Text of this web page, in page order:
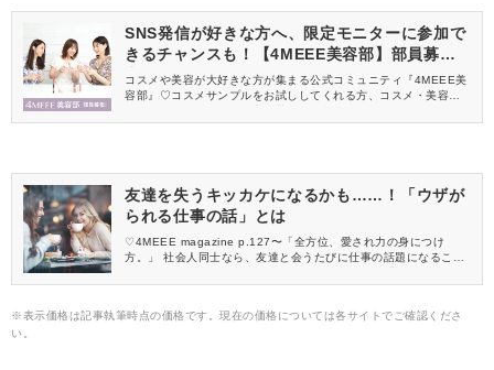
SNS発信が好きな方へ、限定モニターに参加で
きるチャンスも！【4MEEE美容部】部員募集
中
コスメや美容が大好きな方が集まる公式コミュニティ『4MEEE美
容部』♡コスメサンプルをお試ししてくれる方、コスメ・美容情報
友達を失うキッカケになるかも……！「ウザが
られる仕事の話」とは
♡4MEEE magazine p.127〜「全方位、愛され力の身につけ
方。」 社会人同士なら、友達と会うたびに仕事の話題になること
仕事の話」をご紹介します！
※表示価格は記事執筆時点の価格です。現在の価格については各サイトでご確認くださ
い。